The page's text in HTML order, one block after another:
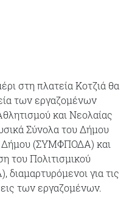
στη πλατεία Κοτζιά θα
των εργαζομένων
και Νεολαίας
Σύνολα του Δήμου
Δήμου (ΣΥΜΦΠΟΔΑ) και
του Πολιτισμικού
για τις
των εργαζομένων.